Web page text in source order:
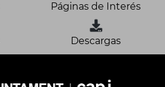
Páginas de Interés
Descargas